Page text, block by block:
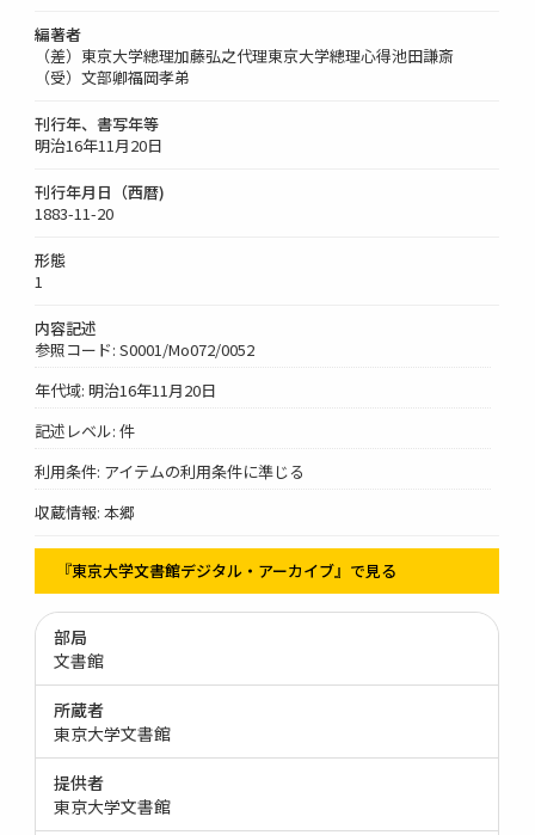
編著者
（差）東京大学總理加藤弘之代理東京大学總理心得池田謙斎
（受）文部卿福岡孝弟
刊行年、書写年等
明治16年11月20日
刊行年月日（西暦)
1883-11-20
形態
1
内容記述
参照コード: S0001/Mo072/0052
年代域: 明治16年11月20日
記述レベル: 件
利用条件: アイテムの利用条件に準じる
収蔵情報: 本郷
『東京大学文書館デジタル・アーカイブ』で見る
部局
文書館
所蔵者
東京大学文書館
提供者
東京大学文書館